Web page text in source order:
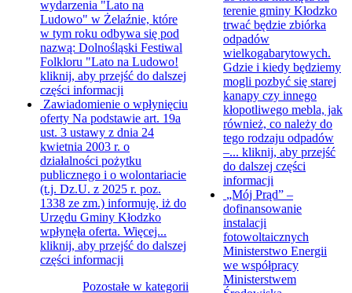
wydarzenia "Lato na
Ludowo" w Żelaźnie, które
w tym roku odbywa się pod
nazwą: Dolnośląski Festiwal
Folkloru "Lato na Ludowo!
kliknij, aby przejść do dalszej
części informacji
Zawiadomienie o wpłynięciu
oferty Na podstawie art. 19a
ust. 3 ustawy z dnia 24
kwietnia 2003 r. o
działalności pożytku
publicznego i o wolontariacie
(t.j. Dz.U. z 2025 r. poz.
1338 ze zm.) informuję, iż do
Urzędu Gminy Kłodzko
wpłynęła oferta. Więcej...
kliknij, aby przejść do dalszej
części informacji
Pozostałe w kategorii
terenie gminy Kłodzko
trwać będzie zbiórka
odpadów
wielkogabarytowych.
Gdzie i kiedy będziemy
mogli pozbyć się starej
kanapy czy innego
kłopotliwego mebla, jak
również, co należy do
tego rodzaju odpadów
–... kliknij, aby przejść
do dalszej części
informacji
„Mój Prąd” –
dofinansowanie
instalacji
fotowoltaicznych
Ministerstwo Energii
we współpracy
Ministerstwem